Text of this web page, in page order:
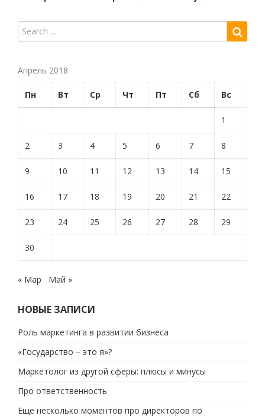
Апрель 2018
Пн Вт Ср Чт Пт Сб Вс
1
2 3 4 5 6 7 8
9 10 11 12 13 14 15
16 17 18 19 20 21 22
23 24 25 26 27 28 29
30
« Мар Май »
НОВЫЕ ЗАПИСИ
Роль маркетинга в развитии бизнеса
«Государство – это я»?
Маркетолог из другой сферы: плюсы и минусы
Про ответственность
Еще несколько моментов про директоров по